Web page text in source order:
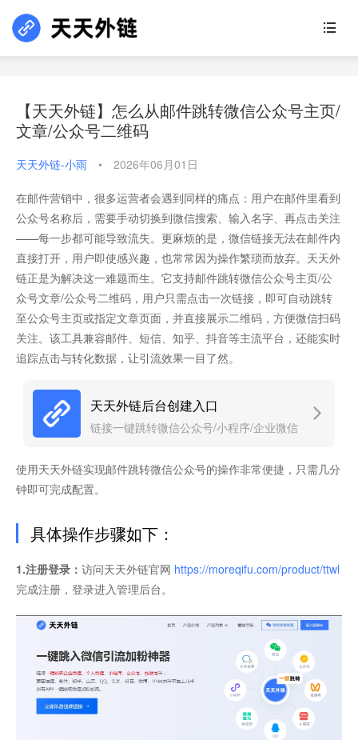
【天天外链】怎么从邮件跳转微信公众号主页/
文章/公众号二维码
天天外链-小雨 • 2026年06月01日
在邮件营销中，很多运营者会遇到同样的痛点：用户在邮件里看到
公众号名称后，需要手动切换到微信搜索、输入名字、再点击关注
——每一步都可能导致流失。更麻烦的是，微信链接无法在邮件内
直接打开，用户即使感兴趣，也常常因为操作繁琐而放弃。天天外
链正是为解决这一难题而生。它支持邮件跳转微信公众号主页/公
众号文章/公众号二维码，用户只需点击一次链接，即可自动跳转
至公众号主页或指定文章页面，并直接展示二维码，方便微信扫码
关注。该工具兼容邮件、短信、知乎、抖音等主流平台，还能实时
追踪点击与转化数据，让引流效果一目了然。
天天外链后台创建入口
链接一键跳转微信公众号/小程序/企业微信
使用天天外链实现邮件跳转微信公众号的操作非常便捷，只需几分
钟即可完成配置。
具体操作步骤如下：
1.注册登录： 访问天天外链官网 https://moreqifu.com/product/ttwl
完成注册，登录进入管理后台。